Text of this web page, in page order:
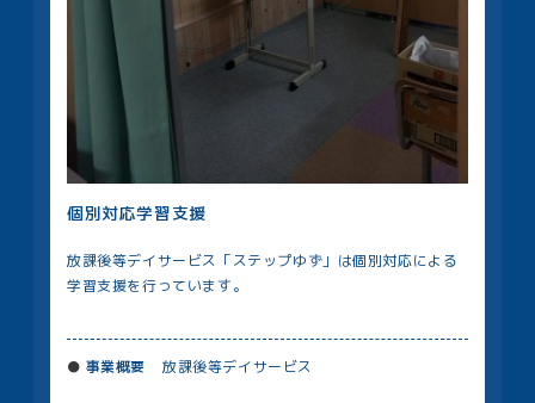
個別対応学習支援
放課後等デイサービス「ステップゆず」は個別対応による
学習支援を行っています。
事業概要 放課後等デイサービス